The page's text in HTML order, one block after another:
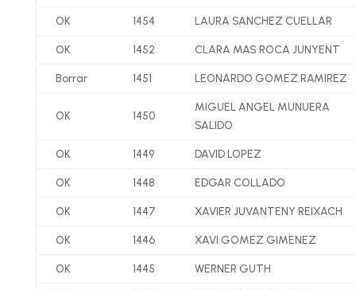
OK 1454 LAURA SANCHEZ CUELLAR
OK 1452 CLARA MAS ROCA JUNYENT
Borrar 1451 LEONARDO GOMEZ RAMIREZ
OK 1450
MIGUEL ANGEL MUNUERA
SALIDO
OK 1449 DAVID LOPEZ
OK 1448 EDGAR COLLADO
OK 1447 XAVIER JUVANTENY REIXACH
OK 1446 XAVI GOMEZ GIMENEZ
OK 1445 WERNER GUTH